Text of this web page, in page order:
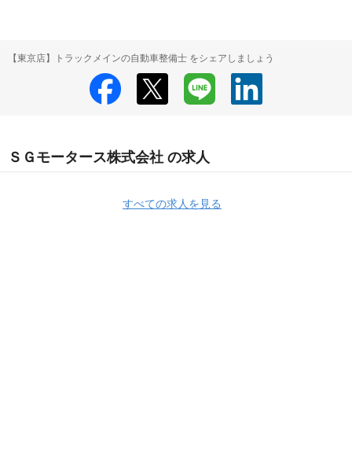
【東京店】トラックメインの自動車整備士 をシェアしましょう
ＳＧモータース株式会社 の求人
すべての求人を見る